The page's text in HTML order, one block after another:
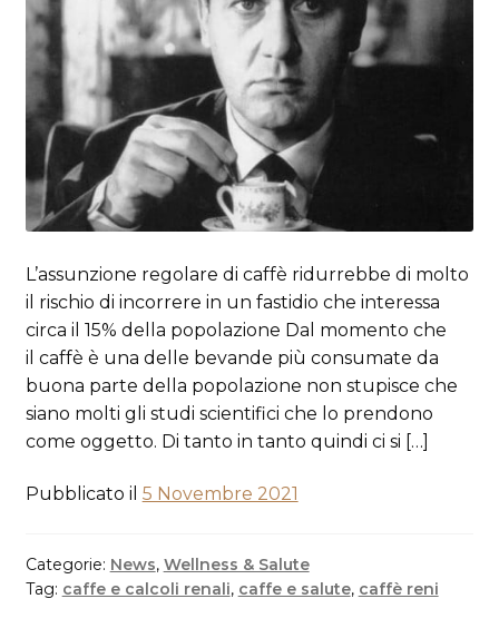
L’assunzione regolare di caffè ridurrebbe di molto
il rischio di incorrere in un fastidio che interessa
circa il 15% della popolazione Dal momento che
il caffè è una delle bevande più consumate da
buona parte della popolazione non stupisce che
siano molti gli studi scientifici che lo prendono
come oggetto. Di tanto in tanto quindi ci si […]
Pubblicato il 5 Novembre 2021
Categorie: News, Wellness & Salute
Tag: caffe e calcoli renali, caffe e salute, caffè reni